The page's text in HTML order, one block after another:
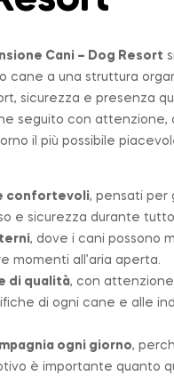
Cani – Dog Resort
cane a una struttura
sicurezza e presenza
seguito con attenzione,
il più possibile
confortevoli, pensati per
e sicurezza durante
, dove i cani possono
momenti all’aria aperta.
di qualità, con
di ogni cane e alle
ogni giorno,
è importante quanto